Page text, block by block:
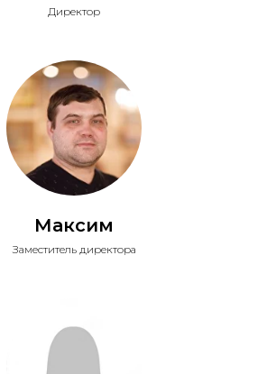
Директор
Максим
Заместитель директора